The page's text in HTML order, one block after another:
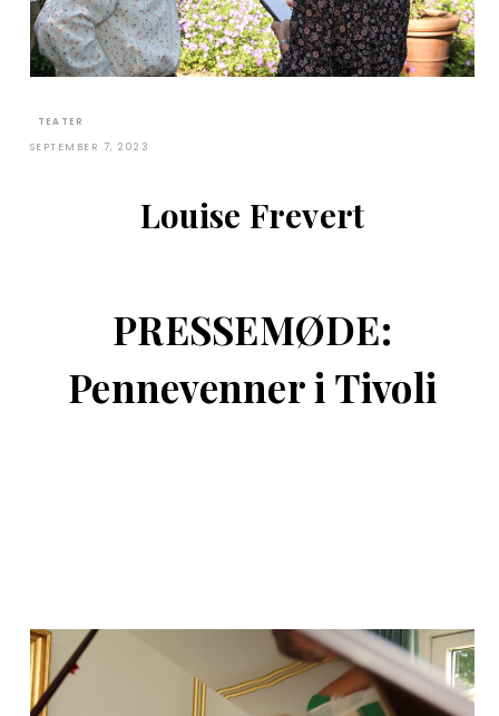
TEATER
SEPTEMBER 7, 2023
Louise Frevert
PRESSEMØDE:
Pennevenner i Tivoli